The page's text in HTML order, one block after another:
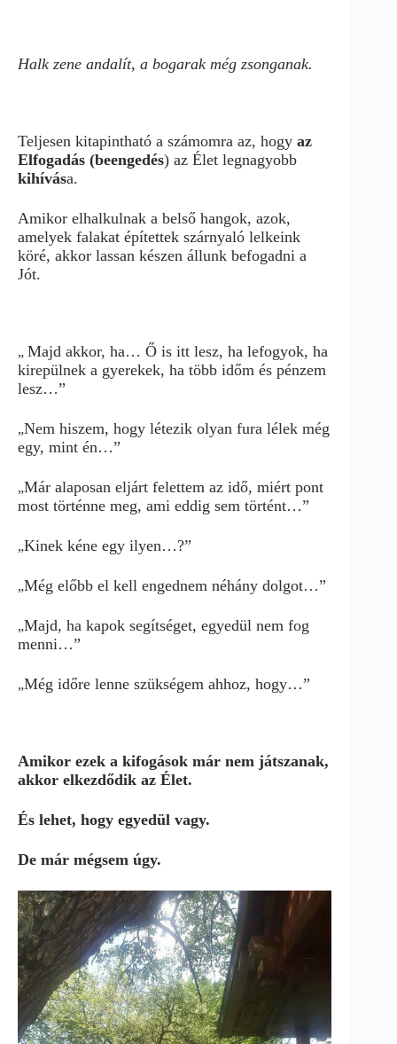
Halk zene andalít, a bogarak még zsonganak.
Teljesen kitapintható a számomra az, hogy az
Elfogadás (beengedés) az Élet legnagyobb
kihívása.
Amikor elhalkulnak a belső hangok, azok,
amelyek falakat építettek szárnyaló lelkeink
köré, akkor lassan készen állunk befogadni a
Jót.
„ Majd akkor, ha… Ő is itt lesz, ha lefogyok, ha
kirepülnek a gyerekek, ha több időm és pénzem
lesz…”
„Nem hiszem, hogy létezik olyan fura lélek még
egy, mint én…”
„Már alaposan eljárt felettem az idő, miért pont
most történne meg, ami eddig sem történt…”
„Kinek kéne egy ilyen…?”
„Még előbb el kell engednem néhány dolgot…”
„Majd, ha kapok segítséget, egyedül nem fog
menni…”
„Még időre lenne szükségem ahhoz, hogy…”
Amikor ezek a kifogások már nem játszanak,
akkor elkezdődik az Élet.
És lehet, hogy egyedül vagy.
De már mégsem úgy.